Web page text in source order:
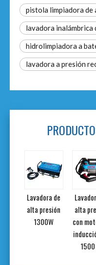
pistola limpiadora de
lavadora inalámbrica
hidrolimpiadora a
lavadora a presión
Lavadora de
alta presión
1300W
alta
con